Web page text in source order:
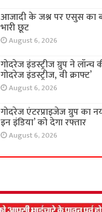
आजादी के जश्न पर एसुस का
भारी छूट
August 6, 2026
गोदरेज इंडस्ट्रीज ग्रुप ने लॉन्च
गोदरेज इंडस्ट्रीज, वी क्राफ्ट’
August 6, 2026
गोदरेज एंटरप्राइजेज ग्रुप का
इन इंडिया’ को देगा रफ्तार
August 6, 2026